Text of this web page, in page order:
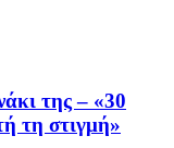
της – «30
τη στιγμή»